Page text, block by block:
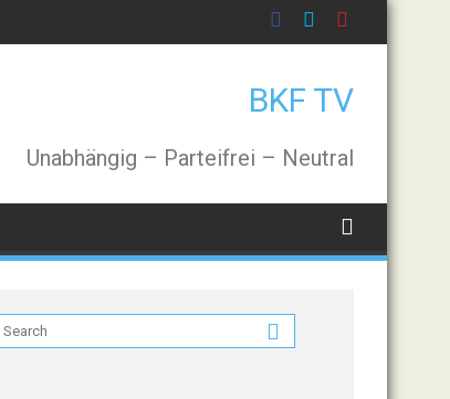
BKF TV
Unabhängig – Parteifrei – Neutral